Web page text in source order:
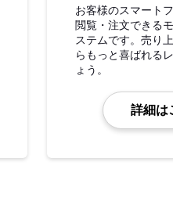
お客様のスマート
閲覧・注文できる
ステムです。売り
らもっと喜ばれる
ょう。
詳細は